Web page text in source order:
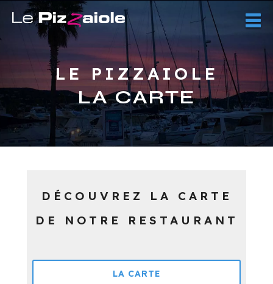
LE PIZZAIOLE
LA CARTE
DÉCOUVREZ LA CARTE
DE NOTRE RESTAURANT
LA CARTE